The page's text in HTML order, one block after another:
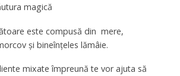
magică
este compusă din mere,
și bineînțeles lămâie.
mixate împreună te vor ajuta să